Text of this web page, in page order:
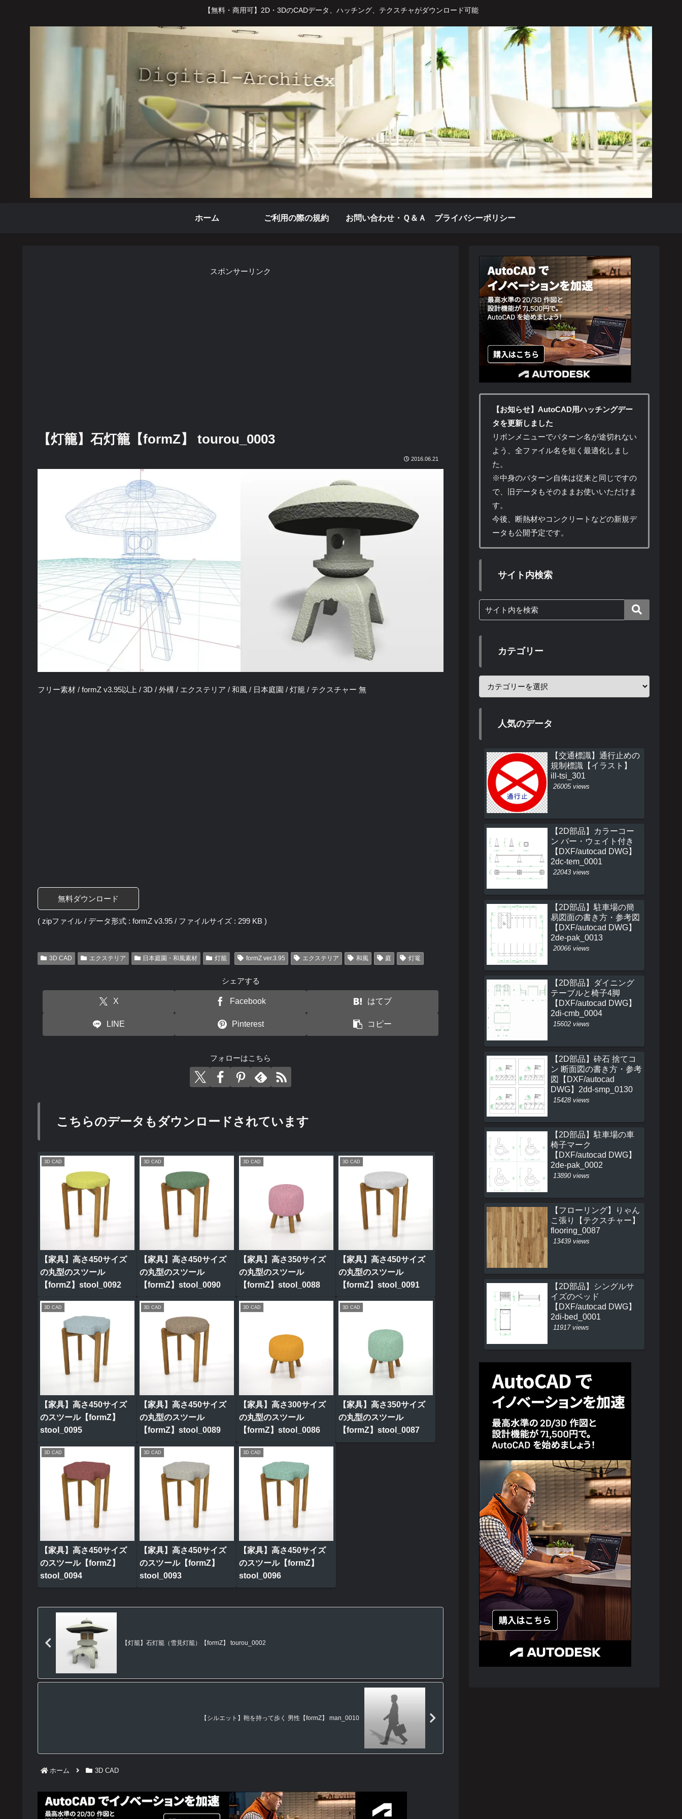
【無料・商用可】2D・3DのCADデータ、ハッチング、テクスチャがダウンロード可能
ホーム ご利用の際の規約 お問い合わせ・Ｑ＆Ａ プライバシーポリシー
スポンサーリンク
【灯籠】石灯籠【formZ】 tourou_0003
2016.06.21
フリー素材 / formZ v3.95以上 / 3D / 外構 / エクステリア / 和風 / 日本庭園 / 灯籠 / テクスチャー 無
無料ダウンロード
( zipファイル / データ形式 : formZ v3.95 / ファイルサイズ : 299 KB )
3D CAD エクステリア 日本庭園・和風素材 灯籠 formZ ver.3.95 エクステリア 和風 庭 灯篭
シェアする
X Facebook はてブ
LINE Pinterest コピー
フォローはこちら
こちらのデータもダウンロードされています
3D CAD
【家具】高さ450サイズ
の丸型のスツール
【formZ】stool_0092
3D CAD
【家具】高さ450サイズ
の丸型のスツール
【formZ】stool_0090
3D CAD
【家具】高さ350サイズ
の丸型のスツール
【formZ】stool_0088
3D CAD
【家具】高さ450サイズ
の丸型のスツール
【formZ】stool_0091
3D CAD
【家具】高さ450サイズ
のスツール【formZ】
stool_0095
3D CAD
【家具】高さ450サイズ
の丸型のスツール
【formZ】stool_0089
3D CAD
【家具】高さ300サイズ
の丸型のスツール
【formZ】stool_0086
3D CAD
【家具】高さ350サイズ
の丸型のスツール
【formZ】stool_0087
3D CAD
【家具】高さ450サイズ
のスツール【formZ】
stool_0094
3D CAD
【家具】高さ450サイズ
のスツール【formZ】
stool_0093
3D CAD
【家具】高さ450サイズ
のスツール【formZ】
stool_0096
【灯籠】石灯籠（雪見灯籠）【formZ】 tourou_0002
【シルエット】鞄を持って歩く 男性【formZ】 man_0010
ホーム 3D CAD
【お知らせ】AutoCAD用ハッチングデー
タを更新しました
リボンメニューでパターン名が途切れない
よう、全ファイル名を短く最適化しまし
た。
※中身のパターン自体は従来と同じですの
で、旧データもそのままお使いいただけま
す。
今後、断熱材やコンクリートなどの新規デ
ータも公開予定です。
サイト内検索
カテゴリー
人気のデータ
【交通標識】通行止めの
規制標識【イラスト】
ill-tsi_301
26005 views
【2D部品】カラーコー
ン バー・ウェイト付き
【DXF/autocad DWG】
2dc-tem_0001
22043 views
【2D部品】駐車場の簡
易図面の書き方・参考図
【DXF/autocad DWG】
2de-pak_0013
20066 views
【2D部品】ダイニング
テーブルと椅子4脚
【DXF/autocad DWG】
2di-cmb_0004
15602 views
【2D部品】砕石 捨てコ
ン 断面図の書き方・参考
図【DXF/autocad
DWG】2dd-smp_0130
15428 views
【2D部品】駐車場の車
椅子マーク
【DXF/autocad DWG】
2de-pak_0002
13890 views
【フローリング】りゃん
こ張り【テクスチャー】
flooring_0087
13439 views
【2D部品】シングルサ
イズのベッド
【DXF/autocad DWG】
2di-bed_0001
11917 views